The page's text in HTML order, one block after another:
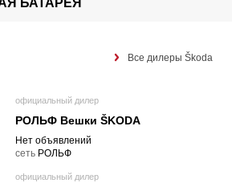
БАТАРЕЯ
Все дилеры Škoda
официальный дилер
РОЛЬФ Вешки ŠKODA
Нет объявлений
cеть РОЛЬФ
официальный дилер